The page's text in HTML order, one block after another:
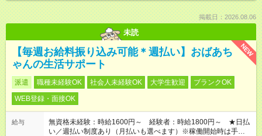
掲載日：2026.08.06
未読
NEW
【毎週お給料振り込み可能＊週払い】おばあち
ゃんの生活サポート
派遣 職種未経験OK 社会人未経験OK 大学生歓迎
ブランクOK
WEB登録・面接OK
給与
無資格未経験：時給1600円～ 経験者：時給1800円～ ★日払
い／週払い制度あり（月払いも選べます）※稼働開始時は手続き